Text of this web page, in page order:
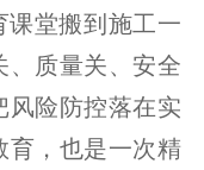
课堂搬到施工一
、质量关、安全
风险防控落在实
育，也是一次精